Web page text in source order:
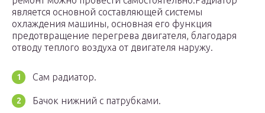
является основной составляющей системы
охлаждения машины, основная его функция
предотвращение перегрева двигателя, благодаря
отводу теплого воздуха от двигателя наружу.
Сам радиатор.
Бачок нижний с патрубками.